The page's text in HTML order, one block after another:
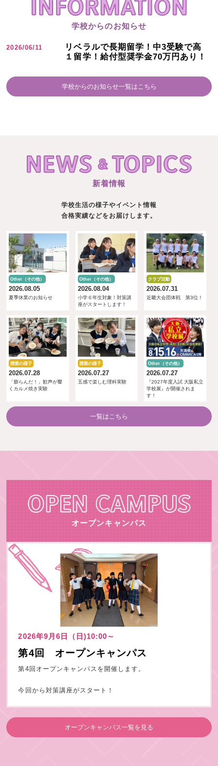
学校からのお知らせ
2026/06/11
リベラルで長期留学！中3受験で高
１留学！給付型奨学金70万円あり！
学校からのお知らせ一覧はこちら
新着情報
学校生活の様子やイベント情報
合格実績などをお届けします。
Other（その他）
2026.08.05
夏季休業のお知らせ
Other（その他）
2026.08.04
小学６年生対象！対策講
座がスタートします！
クラブ活動
2026.07.31
近畿大会団体戦 第3位！
授業の様子
2026.07.28
「膨らんだ！」歓声が響
くカルメ焼き実験
授業の様子
2026.07.27
五感で楽しむ理科実験
Other（その他）
2026.07.27
『2027年度入試 大阪私立
学校展』が開催されま
す！
一覧はこちら
オープンキャンパス
2026年9月6日（日)10:00～
第4回 オープンキャンパス
第4回オープンキャンパスを開催します。
今回から対策講座がスタート！
オープンキャンパス一覧を見る